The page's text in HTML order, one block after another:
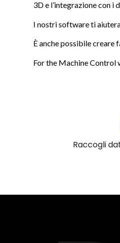
3D e l’integrazione con i
I nostri software ti
È anche possibile
For the Machine Control
Raccogli